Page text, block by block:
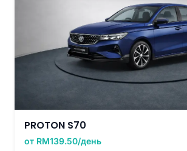
PROTON S70
от RM139.50/день